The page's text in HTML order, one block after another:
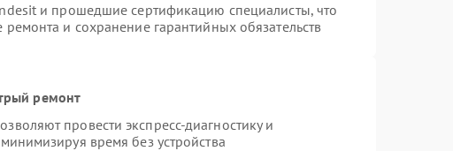
и прошедшие сертификацию специалисты, что
ремонта и сохранение гарантийных обязательств
ремонт
провести экспресс-диагностику и
время без устройства